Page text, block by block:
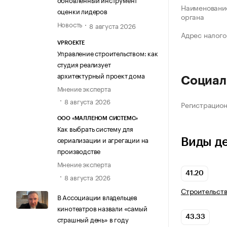
оценки лидеров
Новость
8 августа 2026
VPROEKTE
Управление строительством: как
студия реализует
архитектурный проект дома
Мнение эксперта
8 августа 2026
ООО «МАЛЛЕНОМ СИСТЕМС»
Как выбрать систему для
сериализации и агрегации на
производстве
Мнение эксперта
8 августа 2026
В Ассоциации владельцев
кинотеатров назвали «самый
страшный день» в году
органа
Адрес
Виды
41.20
43.33